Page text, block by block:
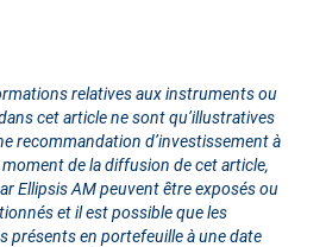
relatives aux instruments ou
cet article ne sont qu’illustratives
recommandation d’investissement à
moment de la diffusion de cet article,
Ellipsis AM peuvent être exposés ou
et il est possible que les
présents en portefeuille à une date